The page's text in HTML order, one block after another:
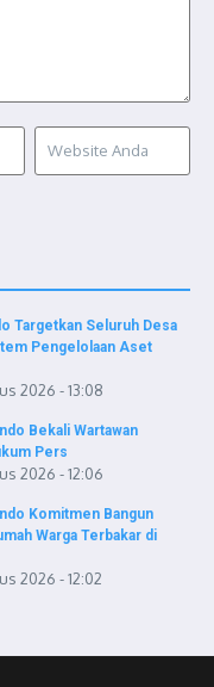
Targetkan Seluruh Desa
Pengelolaan Aset
2026 - 13:08
Bekali Wartawan
Pers
2026 - 12:06
Komitmen Bangun
Warga Terbakar di
2026 - 12:02